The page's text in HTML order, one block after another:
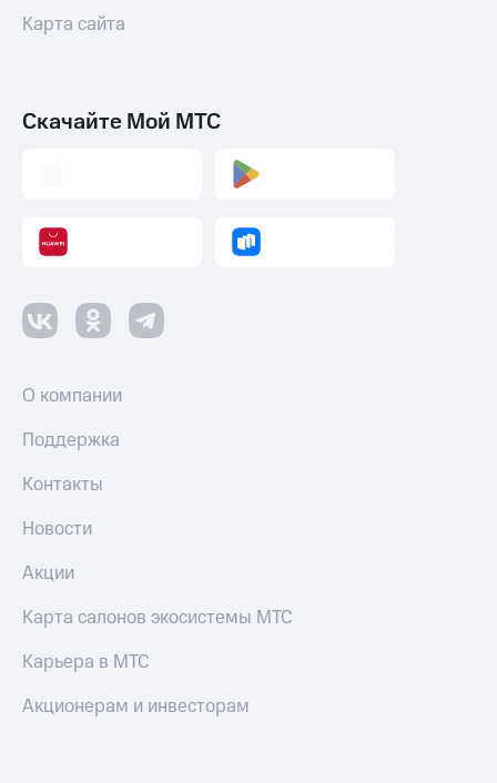
Карта сайта
Скачайте Мой МТС
О компании
Поддержка
Контакты
Новости
Акции
Карта салонов экосистемы МТС
Карьера в МТС
Акционерам и инвесторам